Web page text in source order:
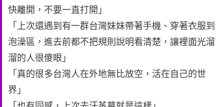
快離開，不要一直打開」
「上次還遇到有一群台灣妹妹帶著手機、穿著衣服到
泡澡區，進去前都不把規則說明看清楚，讓裡面光溜
溜的人很傻眼」
「真的很多台灣人在外地無比放空，活在自己的世
界」